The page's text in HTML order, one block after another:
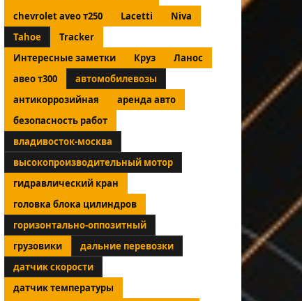
chevrolet aveo т250
Lacetti
Niva
Tahoe
Tracker
Интересные заметки
Круз
Ланос
авео т300
автомобилевозы
антикоррозийная
аренда авто
безопасность работ
владивосток-москва
высокопроизводительный мотор
гидравлический кран
головка блока цилиндров
горизонтально-оппозитный
грузовики
дальние перевозки
датчик скорости
датчик температуры